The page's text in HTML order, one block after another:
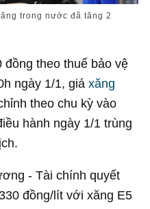
trong nước đã tăng 2
theo thuế bảo vệ
ngày 1/1, giáxăng
theo chu kỳ vào
hành ngày 1/1 trùng
- Tài chính quyết
đồng/lít với xăng E5